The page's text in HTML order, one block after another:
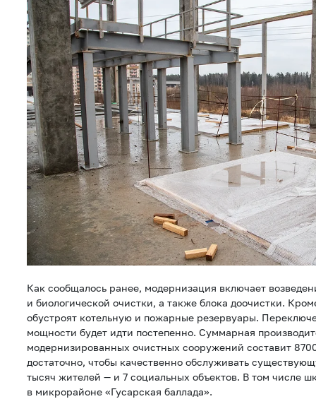
Как сообщалось ранее, модернизация включает
и биологической очистки, а также блока доочистки.
обустроят котельную и пожарные резервуары.
мощности будет идти постепенно. Суммарная
модернизированных очистных сооружений составит
достаточно, чтобы качественно обслуживать
тысяч жителей — и 7 социальных объектов. В том числе
в микрорайоне «Гусарская баллада».